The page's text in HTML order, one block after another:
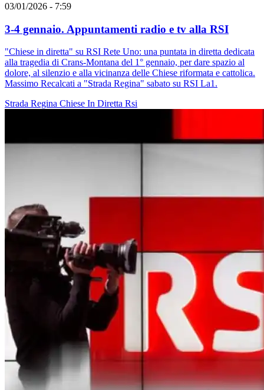
03/01/2026 - 7:59
3-4 gennaio. Appuntamenti radio e tv alla RSI
"Chiese in diretta" su RSI Rete Uno: una puntata in diretta dedicata
alla tragedia di Crans-Montana del 1° gennaio, per dare spazio al
dolore, al silenzio e alla vicinanza delle Chiese riformata e cattolica.
Massimo Recalcati a "Strada Regina" sabato su RSI La1.
Strada Regina Chiese In Diretta Rsi